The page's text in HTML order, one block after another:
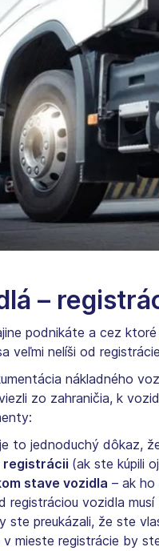
–
podnikáte a cez
veľmi nelíši od
nákladného
zo zahraničia, k
to jednoduchý dôkaz,
registrácii (ak ste kúpili
stave vozidla – ak ho
registráciou vozidla
ste preukázali, že ste
v mieste registrácie by